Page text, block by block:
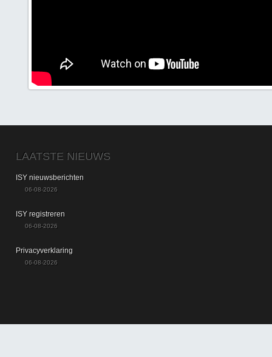
LAATSTE NIEUWS
ISY nieuwsberichten
06-08-2026
ISY registreren
06-08-2026
Privacyverklaring
06-08-2026